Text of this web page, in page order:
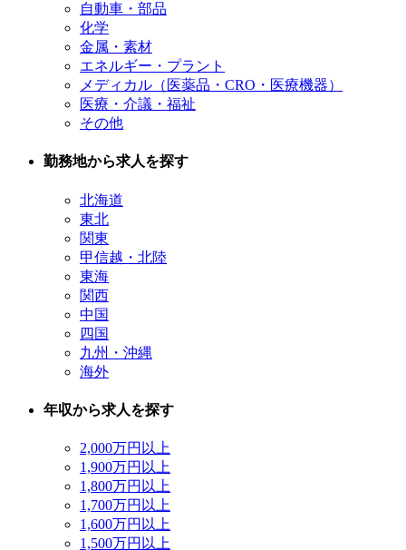
自動車・部品
化学
金属・素材
エネルギー・プラント
メディカル（医薬品・CRO・医療機器）
医療・介議・福祉
その他
勤務地から求人を探す
北海道
東北
関東
甲信越・北陸
東海
関西
中国
四国
九州・沖縄
海外
年収から求人を探す
2,000万円以上
1,900万円以上
1,800万円以上
1,700万円以上
1,600万円以上
1,500万円以上